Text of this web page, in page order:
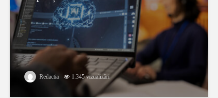
Redactia 1.345 vizualizări